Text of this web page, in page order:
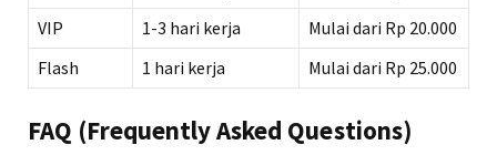
VIP
1-3 hari kerja
Mulai dari Rp 20.000
Flash
1 hari kerja Mulai dari Rp 25.000
FAQ (Frequently Asked Questions)